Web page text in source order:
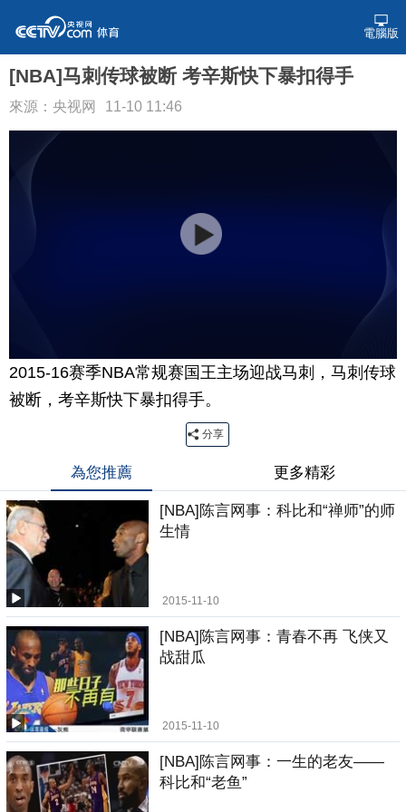
電腦版
[NBA]马刺传球被断 考辛斯快下暴扣得手
來源：央视网 11-10 11:46
2015-16赛季NBA常规赛国王主场迎战马刺，马刺传球
被断，考辛斯快下暴扣得手。
分享
為您推薦 更多精彩
[NBA]陈言网事：科比和“禅师”的师
生情
2015-11-10
[NBA]陈言网事：青春不再 飞侠又
战甜瓜
2015-11-10
[NBA]陈言网事：一生的老友——
科比和“老鱼”